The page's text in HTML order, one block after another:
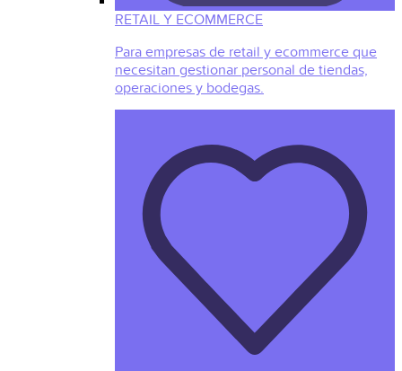
RETAIL Y ECOMMERCE
Para empresas de retail y ecommerce que
necesitan gestionar personal de tiendas,
operaciones y bodegas.